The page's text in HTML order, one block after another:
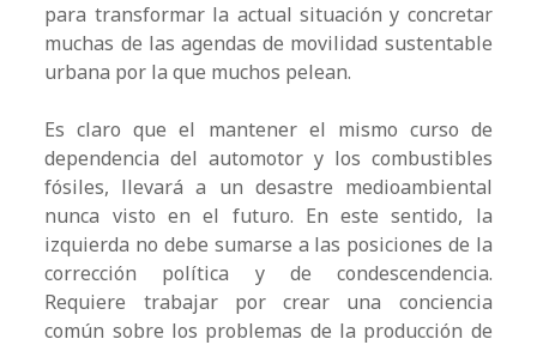
para transformar la actual situación y concretar
muchas de las agendas de movilidad sustentable
urbana por la que muchos pelean.
Es claro que el mantener el mismo curso de
dependencia del automotor y los combustibles
fósiles, llevará a un desastre medioambiental
nunca visto en el futuro. En este sentido, la
izquierda no debe sumarse a las posiciones de la
corrección política y de condescendencia.
Requiere trabajar por crear una conciencia
común sobre los problemas de la producción de